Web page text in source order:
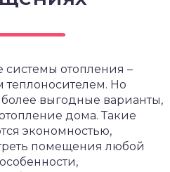
отопления –
Но
выгодные варианты,
дома. Такие
экономностью,
помещения любой